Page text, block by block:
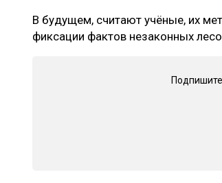
В будущем, считают учёные, их
фиксации фактов незаконных